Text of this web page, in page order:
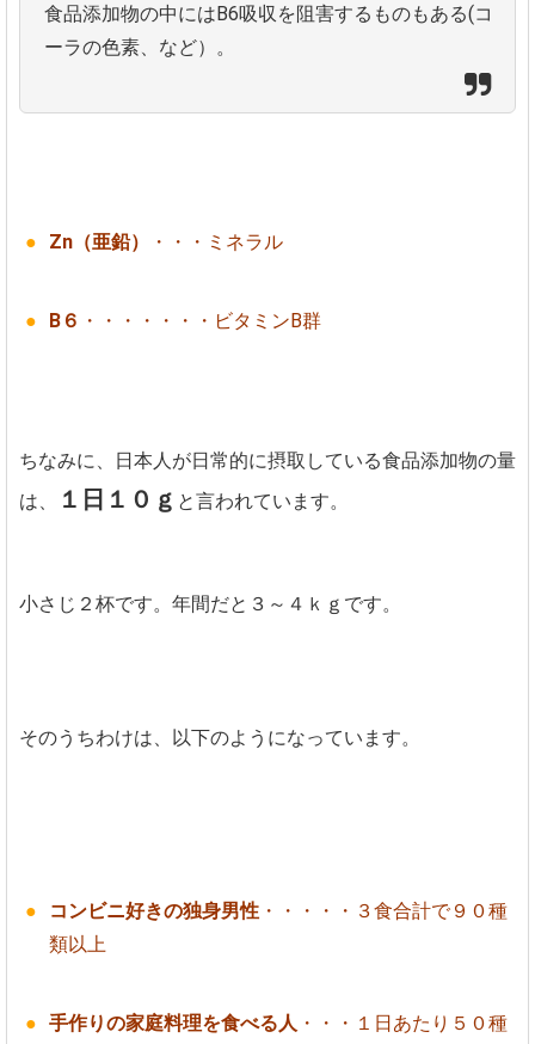
食品添加物の中にはB6吸収を阻害するものもある(コ
ーラの色素、など）。
Zn（亜鉛） ・・・ミネラル
B６ ・・・・・・・ビタミンB群
ちなみに、日本人が日常的に摂取している食品添加物の量
は、
１日１０ｇ と言われています。
小さじ２杯です。年間だと３～４ｋｇです。
そのうちわけは、以下のようになっています。
コンビニ好きの独身男性 ・・・・・３食合計で９０種
類以上
手作りの家庭料理を食べる人 ・・・１日あたり５０種